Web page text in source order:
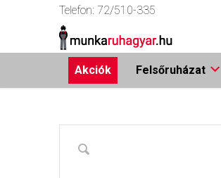
Telefon: 72/510-335
Akciók Felsőruházat